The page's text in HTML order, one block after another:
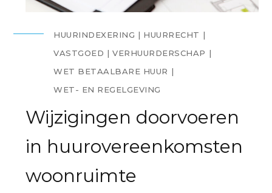
HUURINDEXERING
HUURRECHT
VASTGOED
VERHUURDERSCHAP
WET BETAALBARE HUUR
WET- EN REGELGEVING
Wijzigingen doorvoeren
in huurovereenkomsten
woonruimte